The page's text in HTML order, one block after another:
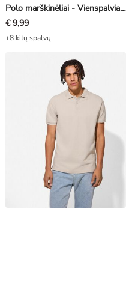
Polo marškinėliai - Vienspalviai - tamsiai mėlyna
€ 9,99
+8 kitų spalvų